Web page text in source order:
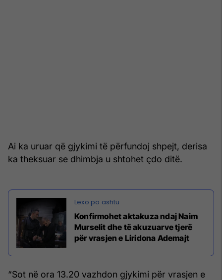
Ai ka uruar që gjykimi të përfundoj shpejt, derisa
ka theksuar se dhimbja u shtohet çdo ditë.
Konfirmohet aktakuza ndaj Naim
Murselit dhe të akuzuarve tjerë
për vrasjen e Liridona Ademajt
“Sot në ora 13.20 vazhdon gjykimi për vrasjen e